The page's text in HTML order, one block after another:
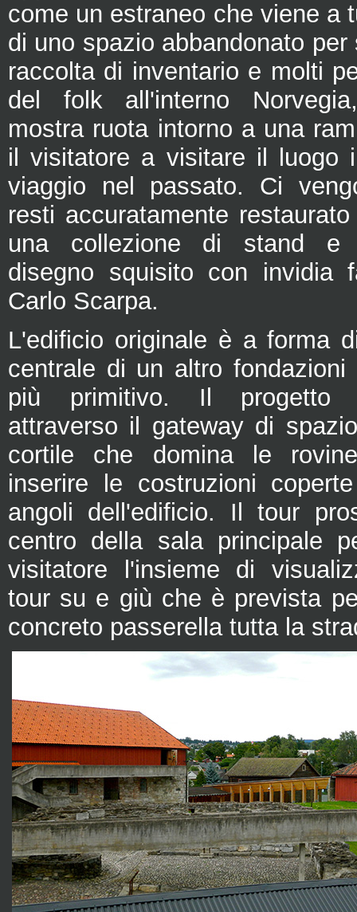
come un estraneo che viene a
di uno spazio abbandonato
raccolta di inventario e molti
del folk all'interno
mostra ruota intorno a una
il visitatore a visitare il luogo
viaggio nel passato. Ci
resti accuratamente
una collezione di stand e
disegno squisito con invidia
Carlo Scarpa.
L'edificio originale è a forma
centrale di un altro fondazioni
più primitivo. Il progetto
attraverso il gateway di
cortile che domina le
inserire le costruzioni
angoli dell'edificio. Il tour
centro della sala principale
visitatore l'insieme di
tour su e giù che è prevista
concreto passerella tutta la